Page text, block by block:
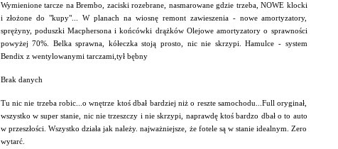
Wymienione tarcze na Brembo, zaciski rozebrane, nasmarowane gdzie trzeba, NOWE klocki
i złożone do "kupy"... W planach na wiosnę remont zawieszenia - nowe amortyzatory,
sprężyny, poduszki Macphersona i końcówki drążków Olejowe amortyzatory o sprawności
powyżej 70%. Belka sprawna, kółeczka stoją prosto, nic nie skrzypi. Hamulce - system
Bendix z wentylowanymi tarczami,tył bębny
Brak danych
Tu nic nie trzeba robic...o wnętrze ktoś dbał bardziej niż o reszte samochodu...Full oryginał,
wszystko w super stanie, nic nie trzeszczy i nie skrzypi, naprawdę ktoś bardzo dbał o to auto
w przeszłości. Wszystko działa jak należy. najważniejsze, że fotele są w stanie idealnym. Zero
wytarć.